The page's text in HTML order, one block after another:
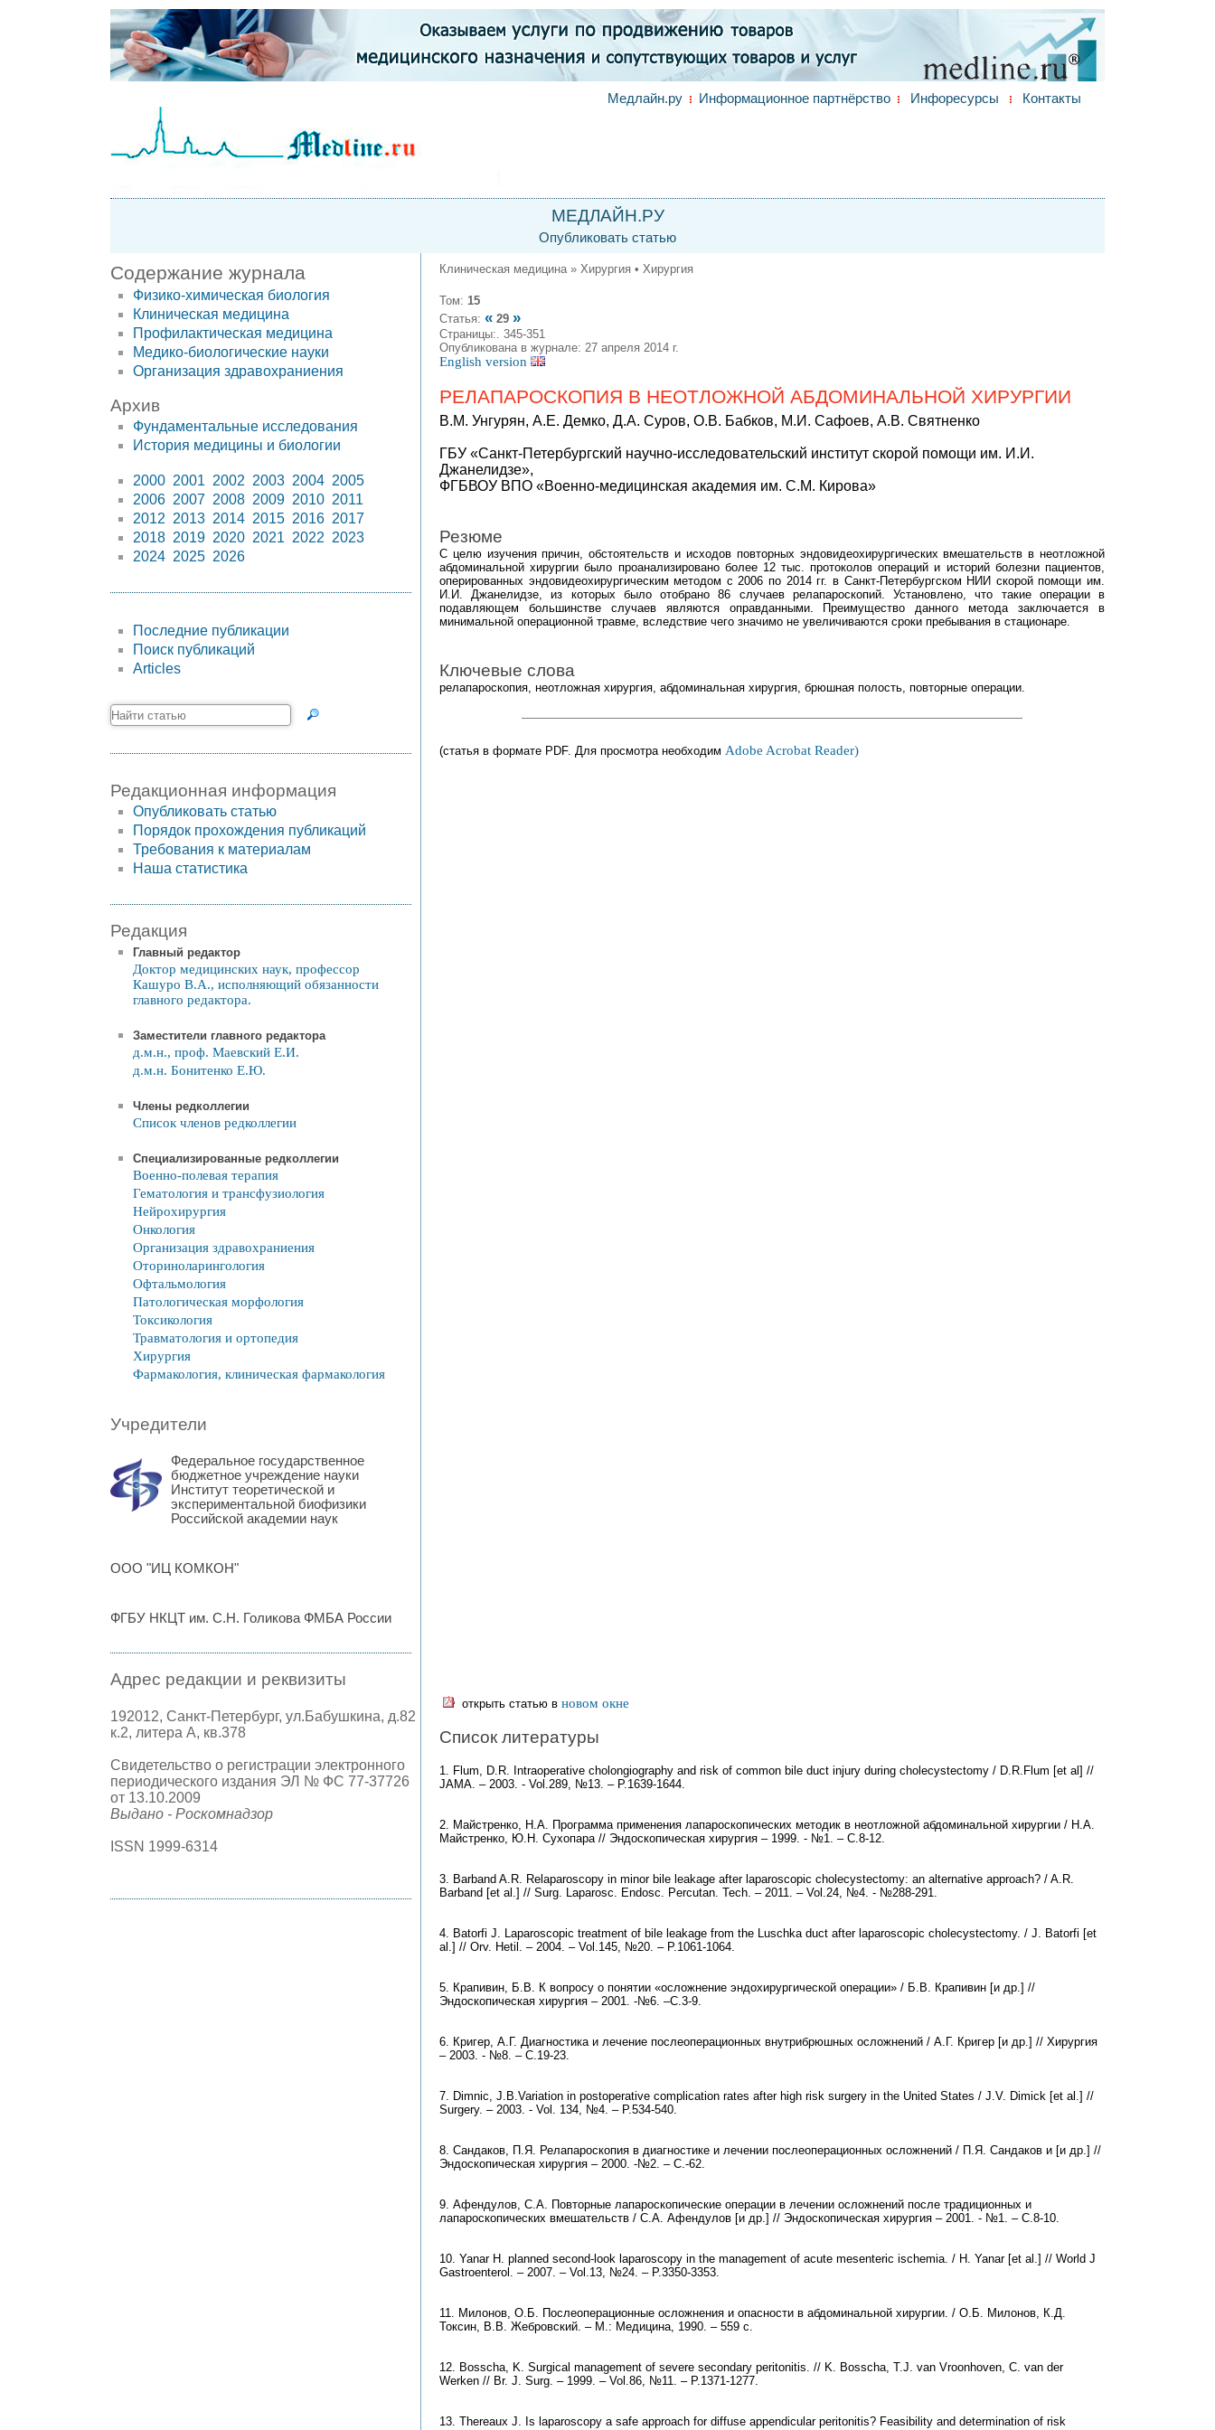
Медлайн.ру Информационное партнёрство Инфоресурсы Контакты
МЕДЛАЙН.РУ
Опубликовать статью
Содержание журнала
Физико-химическая биология
Клиническая медицина
Профилактическая медицина
Медико-биологические науки
Организация здравохраниения
Архив
Фундаментальные исследования
История медицины и биологии
2000 2001 2002 2003 2004 2005
2006 2007 2008 2009 2010 2011
2012 2013 2014 2015 2016 2017
2018 2019 2020 2021 2022 2023
2024 2025 2026
Последние публикации
Поиск публикаций
Articles
Редакционная информация
Опубликовать статью
Порядок прохождения публикаций
Требования к материалам
Наша статистика
Редакция
Главный редактор
Доктор медицинских наук, профессор
Кашуро В.А., исполняющий обязанности
главного редактора.
Заместители главного редактора
д.м.н., проф. Маевский Е.И.
д.м.н. Бонитенко Е.Ю.
Члены редколлегии
Список членов редколлегии
Специализированные редколлегии
Военно-полевая терапия
Гематология и трансфузиология
Нейрохирургия
Онкология
Организация здравохраниения
Оториноларингология
Офтальмология
Патологическая морфология
Токсикология
Травматология и ортопедия
Хирургия
Фармакология, клиническая фармакология
Учредители
Федеральное государственное
бюджетное учреждение науки
Институт теоретической и
экспериментальной биофизики
Российской академии наук
ООО "ИЦ КОМКОН"
ФГБУ НКЦТ им. С.Н. Голикова ФМБА России
Адрес редакции и реквизиты
192012, Санкт-Петербург, ул.Бабушкина, д.82
к.2, литера А, кв.378
Свидетельство о регистрации электронного
периодического издания ЭЛ № ФС 77-37726
от 13.10.2009
Выдано - Роскомнадзор
ISSN 1999-6314
Клиническая медицина » Хирургия • Хирургия
Том: 15
Статья: « 29 »
Страницы:. 345-351
Опубликована в журнале: 27 апреля 2014 г.
English version
РЕЛАПАРОСКОПИЯ В НЕОТЛОЖНОЙ АБДОМИНАЛЬНОЙ ХИРУРГИИ
В.М. Унгурян, А.Е. Демко, Д.А. Суров, О.В. Бабков, М.И. Сафоев, А.В. Святненко
ГБУ «Санкт-Петербургский научно-исследовательский институт скорой помощи им. И.И.
Джанелидзе»,
ФГБВОУ ВПО «Военно-медицинская академия им. С.М. Кирова»
Резюме
С целю изучения причин, обстоятельств и исходов повторных эндовидеохирургических вмешательств в неотложной
абдоминальной хирургии было проанализировано более 12 тыс. протоколов операций и историй болезни пациентов,
оперированных эндовидеохирургическим методом с 2006 по 2014 гг. в Санкт-Петербургском НИИ скорой помощи им.
И.И. Джанелидзе, из которых было отобрано 86 случаев релапароскопий. Установлено, что такие операции в
подавляющем большинстве случаев являются оправданными. Преимущество данного метода заключается в
минимальной операционной травме, вследствие чего значимо не увеличиваются сроки пребывания в стационаре.
Ключевые слова
релапароскопия, неотложная хирургия, абдоминальная хирургия, брюшная полость, повторные операции.
(статья в формате PDF. Для просмотра необходим Adobe Acrobat Reader)
открыть статью в новом окне
Список литературы
1. Flum, D.R. Intraoperative cholongiography and risk of common bile duct injury during cholecystectomy / D.R.Flum [et al] //
JAMA. – 2003. - Vol.289, №13. – P.1639-1644.
2. Майстренко, Н.А. Программа применения лапароскопических методик в неотложной абдоминальной хирургии / Н.А.
Майстренко, Ю.Н. Сухопара // Эндоскопическая хирургия – 1999. - №1. – С.8-12.
3. Barband A.R. Relaparoscopy in minor bile leakage after laparoscopic cholecystectomy: an alternative approach? / A.R.
Barband [et al.] // Surg. Laparosc. Endosc. Percutan. Tech. – 2011. – Vol.24, №4. - №288-291.
4. Batorfi J. Laparoscopic treatment of bile leakage from the Luschka duct after laparoscopic cholecystectomy. / J. Batorfi [et
al.] // Orv. Hetil. – 2004. – Vol.145, №20. – P.1061-1064.
5. Крапивин, Б.В. К вопросу о понятии «осложнение эндохирургической операции» / Б.В. Крапивин [и др.] //
Эндоскопическая хирургия – 2001. -№6. –С.3-9.
6. Кригер, А.Г. Диагностика и лечение послеоперационных внутрибрюшных осложнений / А.Г. Кригер [и др.] // Хирургия
– 2003. - №8. – С.19-23.
7. Dimnic, J.B.Variation in postoperative complication rates after high risk surgery in the United States / J.V. Dimick [et al.] //
Surgery. – 2003. - Vol. 134, №4. – P.534-540.
8. Сандаков, П.Я. Релапароскопия в диагностике и лечении послеоперационных осложнений / П.Я. Сандаков и [и др.] //
Эндоскопическая хирургия – 2000. -№2. – С.-62.
9. Афендулов, С.А. Повторные лапароскопические операции в лечении осложнений после традиционных и
лапароскопических вмешательств / С.А. Афендулов [и др.] // Эндоскопическая хирургия – 2001. - №1. – С.8-10.
10. Yanar H. planned second-look laparoscopy in the management of acute mesenteric ischemia. / H. Yanar [et al.] // World J
Gastroenterol. – 2007. – Vol.13, №24. – P.3350-3353.
11. Милонов, О.Б. Послеоперационные осложнения и опасности в абдоминальной хирургии. / О.Б. Милонов, К.Д.
Токсин, В.В. Жебровский. – М.: Медицина, 1990. – 559 с.
12. Bosscha, K. Surgical management of severe secondary peritonitis. // K. Bosscha, T.J. van Vroonhoven, C. van der
Werken // Br. J. Surg. – 1999. – Vol.86, №11. – P.1371-1277.
13. Thereaux J. Is laparoscopy a safe approach for diffuse appendicular peritonitis? Feasibility and determination of risk